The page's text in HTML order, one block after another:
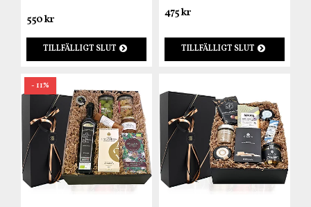
550 kr
TILLFÄLLIGT SLUT
475 kr
TILLFÄLLIGT SLUT
- 11%